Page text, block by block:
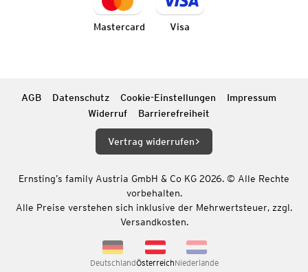
Mastercard Visa
AGB Datenschutz Cookie-Einstellungen
Impressum
Widerruf
Barrierefreiheit
Vertrag widerrufen
Ernsting’s family Austria GmbH & Co KG 2026. © Alle Rechte
vorbehalten.
Alle Preise verstehen sich inklusive der Mehrwertsteuer, zzgl.
Versandkosten.
DeutschlandÖsterreichNiederlande